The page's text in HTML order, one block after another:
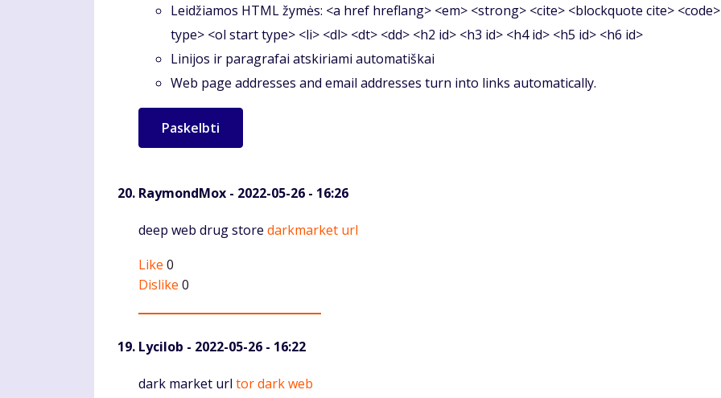
Leidžiamos HTML žymės: <a href hreflang> <em> <strong> <cite> <blockquote cite>
type> <ol start type> <li> <dl> <dt> <dd> <h2 id> <h3 id> <h4 id> <h5 id> <h6 id>
Linijos ir paragrafai atskiriami automatiškai
Web page addresses and email addresses turn into links automatically.
RaymondMox - 2022-05-26 - 16:26
Komentaras
deep web drug store darkmarket url
Like 0
Dislike 0
Lycilob - 2022-05-26 - 16:22
Komentaras
dark market url tor dark web